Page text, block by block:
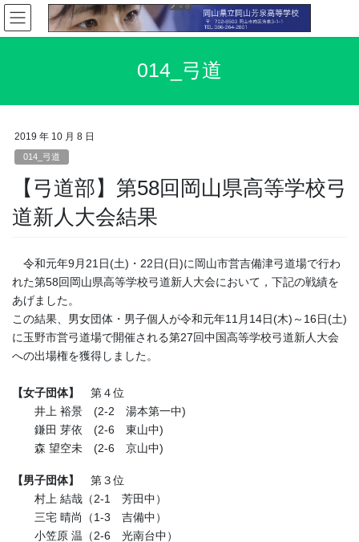
コ
ン
テ
ス
ナ
ビ
ゲ
ン
014_弓道
2019 年 10 月 8 日
014_弓道
【弓道部】第58回岡山県高等学校弓
道新人大会結果
令和元年9月21日(土)・22日(日)に岡山市営吉備津弓道場で行わ
れた第58回岡山県高等学校弓道新人大会において，下記の戦績を
あげました。
この結果、男女団体・男子個人が令和元年11月14日(木)～16日(土)
に玉野市営弓道場で開催される第27回中国高等学校弓道新人大会
への出場権を獲得しました。
【女子団体】
第４位
井上 裕景 (2-2 湯本第一中)
鎌田 芽依 (2-6 東山中)
森 望空未 (2-6 京山中)
【男子団体】
第３位
村上 結哉（2-1 芳田中）
三宅 晴尚（1-3 吉備中）
小笠原 温（2-6 光南台中）